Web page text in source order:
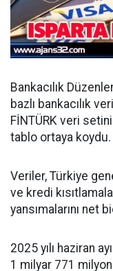
Bankacılık
bazlı bankacılık
FİNTÜRK veri
tablo ortaya koydu.
Veriler, Türkiye
ve kredi
yansımalarını net
2025 yılı haziran
1 milyar 771 milyon